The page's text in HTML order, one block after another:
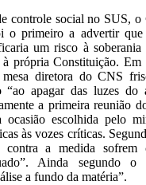
controle social no SUS, o
o primeiro a advertir que
um risco à soberania
própria Constituição.
diretora do CNS
“ao apagar das luzes do
a primeira reunião
escolhida pelo
às vozes críticas.
contra a medida sofrem
Ainda segundo o
a fundo da matéria”.